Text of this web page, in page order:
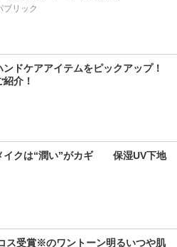
ブリック
ンドケアアイテムをピックアップ！
介！
イクは“潤い”がカギ　　保湿UV下地
ス受賞※のワントーン明るいつや肌